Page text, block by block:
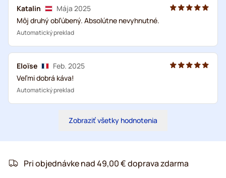
Katalin
Mája 2025
Môj druhý obľúbený. Absolútne nevyhnutné.
Automatický preklad
Eloïse
Feb. 2025
Veľmi dobrá káva!
Automatický preklad
Zobraziť všetky hodnotenia
Pri objednávke nad 49,00 € doprava zdarma